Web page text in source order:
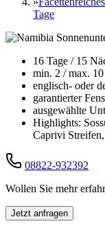
Tage
16 Tage / 15
min. 2 / max. 10
englisch- oder
garantierter
ausgewählte
Highlights:
Caprivi
08822-932392
Wollen Sie mehr
Jetzt anfragen